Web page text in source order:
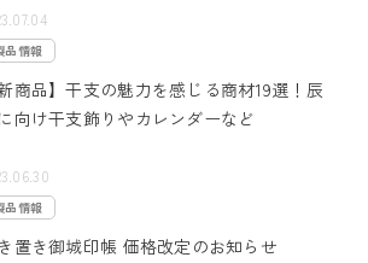
品情報
新商品】干支の魅力を感じる商材19選！辰
向け干支飾りやカレンダーなど
品情報
置き御城印帳 価格改定のお知らせ